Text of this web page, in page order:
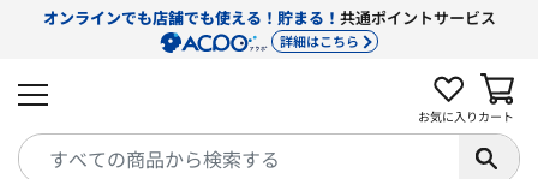
オンラインでも店舗でも使える！貯まる！ 共通ポイントサービス
詳細はこちら
お気に入り カート